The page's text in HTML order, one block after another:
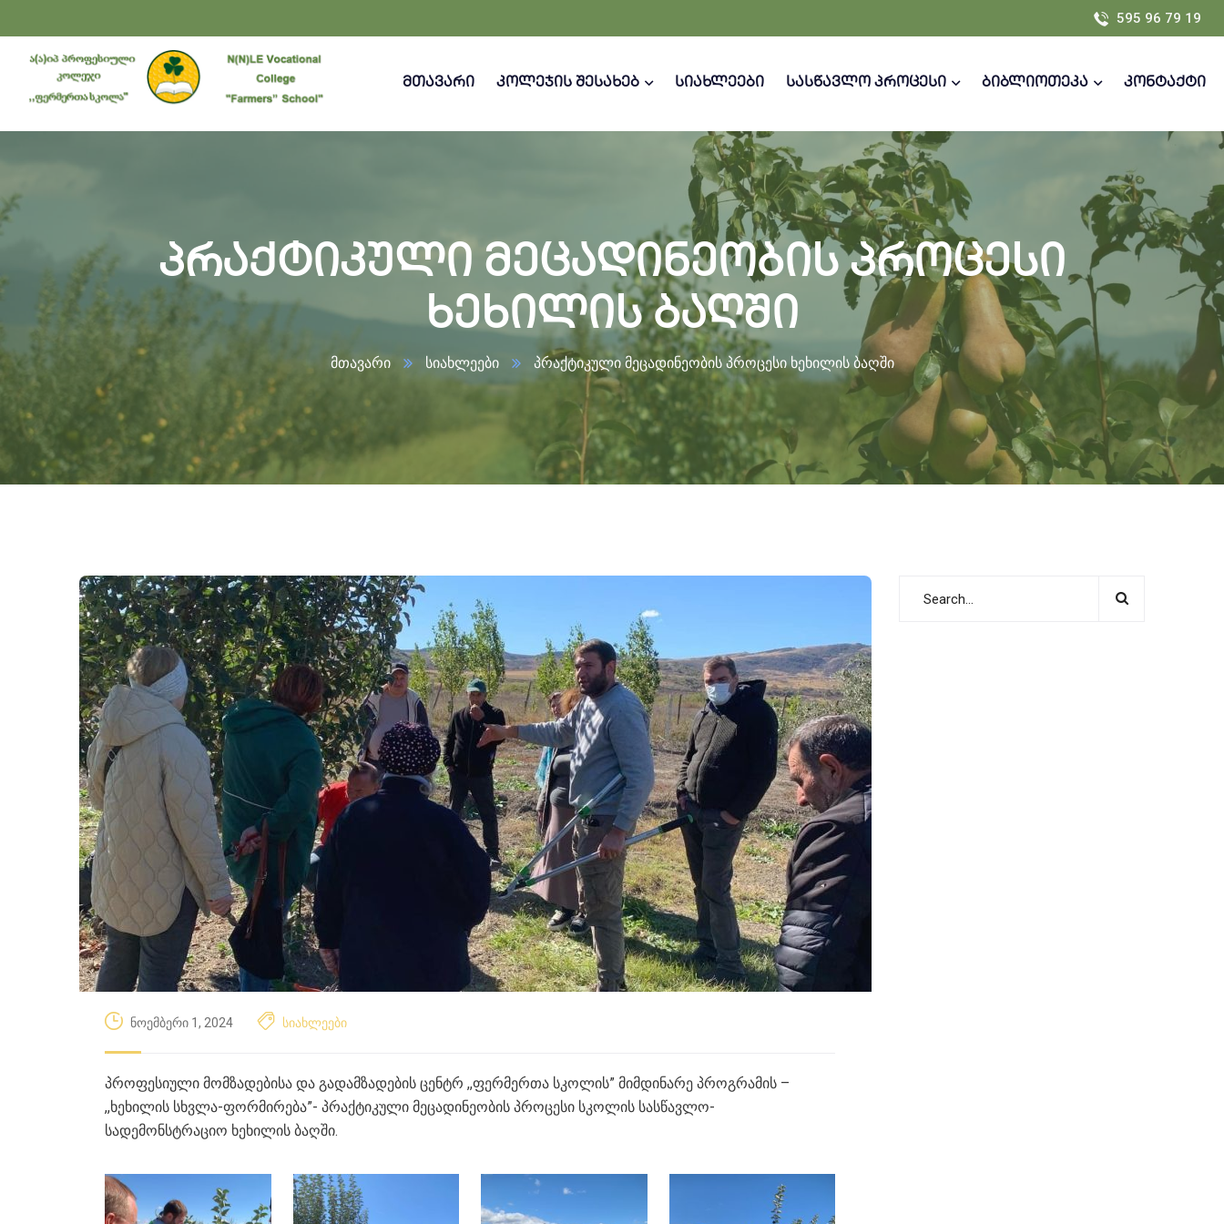
595 96 79 19
მთავარი კოლეჯის შესახებ სიახლეები სასწავლო პროცესი ბიბლიოთეკა კონტაქტი
პრაქტიკული მეცადინეობის პროცესი
ხეხილის ბაღში
მთავარი სიახლეები პრაქტიკული მეცადინეობის პროცესი ხეხილის ბაღში
ნოემბერი 1, 2024 სიახლეები
პროფესიული მომზადებისა და გადამზადების ცენტრ ,,ფერმერთა სკოლის” მიმდინარე პროგრამის –
,,ხეხილის სხვლა-ფორმირება”- პრაქტიკული მეცადინეობის პროცესი სკოლის სასწავლო-
სადემონსტრაციო ხეხილის ბაღში.